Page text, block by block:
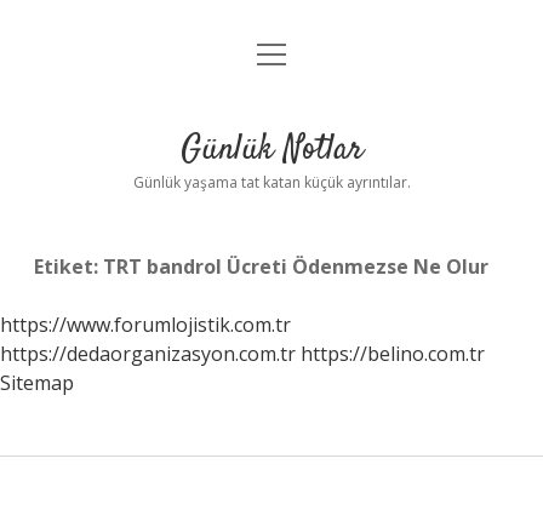
Anasayfa
Yasal Uyarı
menüyü
Günlük Notlar
Günlük yaşama tat katan küçük ayrıntılar.
Etiket: TRT bandrol Ücreti Ödenmezse Ne Olur
https://www.forumlojistik.com.tr
https://dedaorganizasyon.com.tr https://belino.com.tr
Sitemap